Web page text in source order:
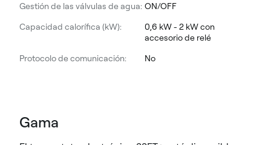
Gestión de las válvulas de agua: ON/OFF
Capacidad calorífica (kW):
0,6 kW - 2 kW con
accesorio de relé
Protocolo de comunicación:
No
Gama